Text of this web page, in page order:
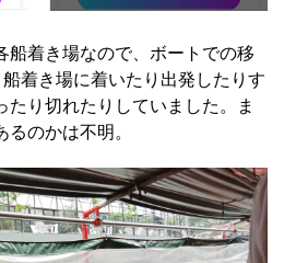
船着き場なので、ボートでの移
着き場に着いたり出発したりす
たり切れたりしていました。ま
のかは不明。